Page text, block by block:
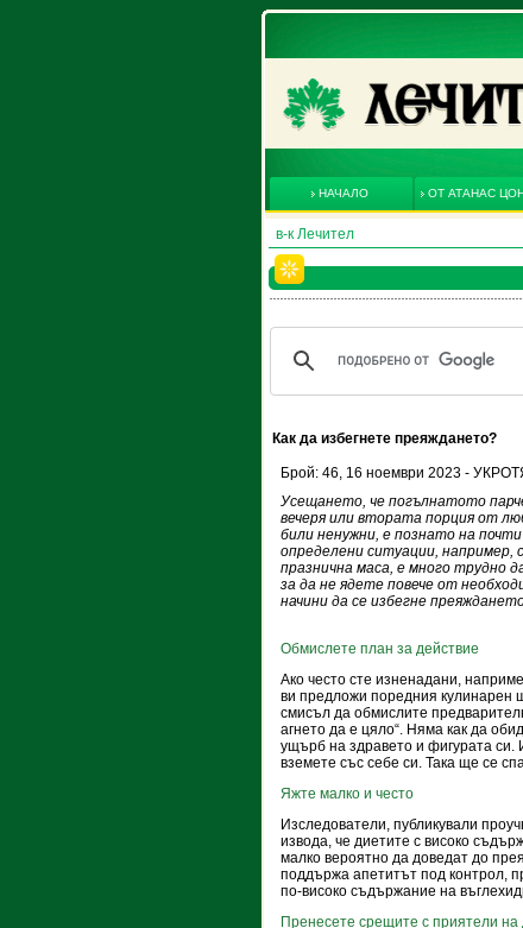
НАЧАЛО ОТ АТАНАС
в-к Лечител
Как да избегнете преяждането?
Брой: 46, 16 ноември 2023 -
Усещането, че погълнатото
вечеря или втората порция от
били ненужни, е познато на почти
определени ситуации, например,
празнична маса, е много трудно
за да не ядете повече от
начини да се избегне
Обмислете план за действие
Ако често сте изненадани,
ви предложи поредния кулинарен
смисъл да обмислите
агнето да е цяло“. Няма как да
ущърб на здравето и фигурата си.
вземете със себе си. Така ще се
Яжте малко и често
Изследователи, публикували
извода, че диетите с високо
малко вероятно да доведат до
поддържа апетитът под контрол,
по-високо съдържание на
Пренесете срещите с приятели на